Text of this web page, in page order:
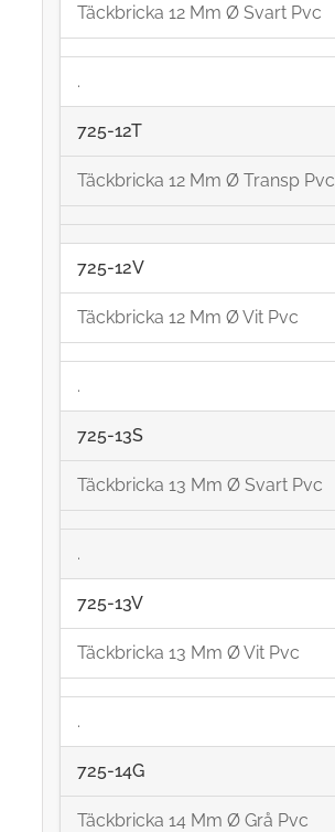
Täckbricka 12 Mm Ø Svart Pvc
.
725-12T
Täckbricka 12 Mm Ø Transp Pvc
725-12V
Täckbricka 12 Mm Ø Vit Pvc
.
725-13S
Täckbricka 13 Mm Ø Svart Pvc
.
725-13V
Täckbricka 13 Mm Ø Vit Pvc
.
725-14G
Täckbricka 14 Mm Ø Grå Pvc